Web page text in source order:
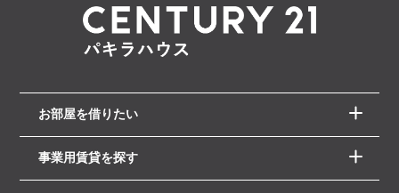
お部屋を借りたい
事業用賃貸を探す